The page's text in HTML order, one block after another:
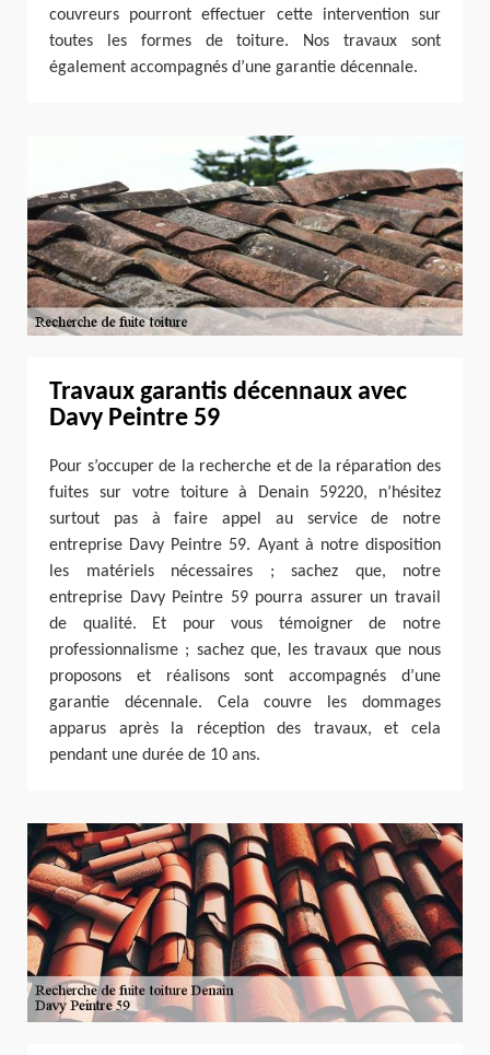
couvreurs pourront effectuer cette intervention sur
toutes les formes de toiture. Nos travaux sont
également accompagnés d’une garantie décennale.
Travaux garantis décennaux avec
Davy Peintre 59
Pour s’occuper de la recherche et de la réparation des
fuites sur votre toiture à Denain 59220, n’hésitez
surtout pas à faire appel au service de notre
entreprise Davy Peintre 59. Ayant à notre disposition
les matériels nécessaires ; sachez que, notre
entreprise Davy Peintre 59 pourra assurer un travail
de qualité. Et pour vous témoigner de notre
professionnalisme ; sachez que, les travaux que nous
proposons et réalisons sont accompagnés d’une
garantie décennale. Cela couvre les dommages
apparus après la réception des travaux, et cela
pendant une durée de 10 ans.